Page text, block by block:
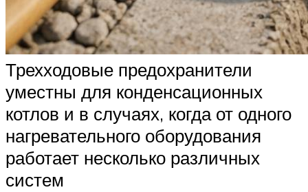
Трехходовые предохранители
уместны для конденсационных
котлов и в случаях, когда от одного
нагревательного оборудования
работает несколько различных
систем